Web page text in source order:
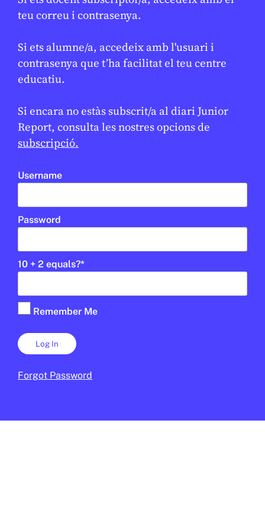
teu correu i contrasenya.
Si ets alumne/a, accedeix amb l'usuari i
contrasenya que t’ha facilitat el teu centre
educatiu.
Si encara no estàs subscrit/a al diari Junior
Report, consulta les nostres opcions de
subscripció.
Username
Password
10 + 2 equals?*
Remember Me
Forgot Password
2N CICLE ESO BATXILLERAT
CICLE SUPERIOR DE PRIMÀRIA
CONFLICTES
energètica sense precedents
JAUME ESTEVE 16 DE FEBRER DE 2026 · 6:00
CICLE SUPERIOR DE PRIMÀRIA 1R CICLE ESO
2N CICLE ESO
BATXILLERAT